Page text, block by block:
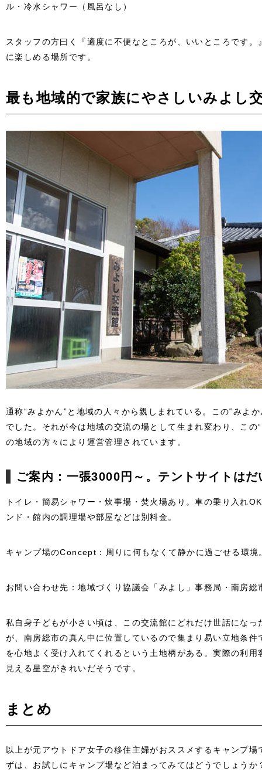
ル・冷水シャワー（風呂なし）
スタッフの方曰く『適度に不便なところが、いいところです
に楽しめる場所です。
最も地域的で家族にやさしいみよし
通称“みよかん”と地域の人々から親しまれている。この‟みよ
でした。それが今は地域の交流の場として生まれ変わり、この
の地域の方々により運営管理されています。
ご案内：一張3000円～。テントサイトは
トイレ・簡易シャワー・炊事場・焚火場あり。車の乗り入れ
ンド・館内の調理場や部屋などは別料金。
キャンプ場のConcept：周りに何もなくて静かに過ごせる環境
お問い合わせ先：地域づくり協議会「みよし」事務局・南房総
私自身子どもが小さい頃は、この交流館にどれだけ世話にな
が、南房総市の真ん中に位置しているので集まり易い立地条
を心地よく受け入れてくれるという土地柄がある。実際の利
見える星空がきれいだそうです。
まとめ
以上が元アウトドア女子の移住主婦がおススメするキャンプ
ずは、お試しにキャンプ場など泊まってみてはどうでしょうか